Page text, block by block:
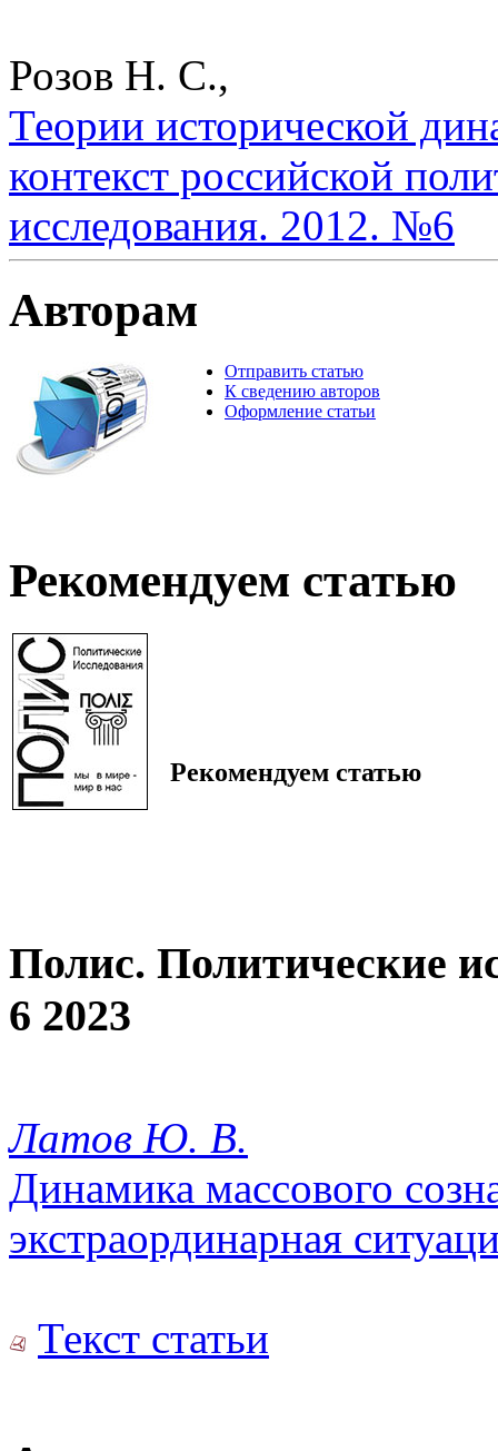
Розов Н. С.,
Теории исторической
контекст российской
исследования. 2012. №6
Авторам
Отправить статью
К сведению авторов
Оформление статьи
Рекомендуем статью
Рекомендуем статью
Полис. Политические
6 2023
Латов Ю. В.
Динамика массового
экстраординарная
Текст статьи